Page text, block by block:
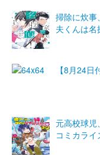
掃除に炊事
夫くんは名
【8月24
元高校球
コミカライ